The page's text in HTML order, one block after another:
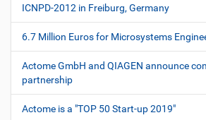
ICNPD-2012 in Freiburg, Germany
6.7 Million Euros for Microsystems
Actome GmbH and QIAGEN announce
partnership
Actome is a "TOP 50 Start-up 2019"